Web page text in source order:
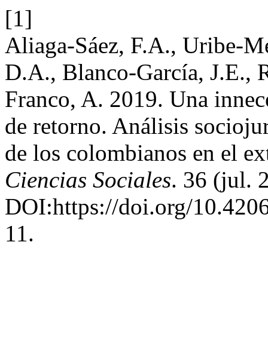
[1]
Aliaga-Sáez, F.A., Uribe-
D.A., Blanco-García, J.E.,
Franco, A. 2019. Una
de retorno. Análisis
de los colombianos en el
Ciencias Sociales. 36 (jul.
DOI:https://doi.org/
11.